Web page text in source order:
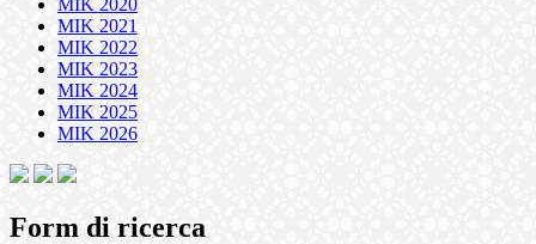
MIK 2020
MIK 2021
MIK 2022
MIK 2023
MIK 2024
MIK 2025
MIK 2026
Form di ricerca